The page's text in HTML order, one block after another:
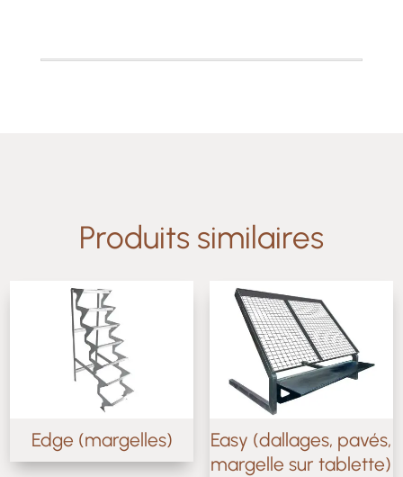
Produits similaires
Edge (margelles)
Easy (dallages, pavés,
margelle sur tablette)